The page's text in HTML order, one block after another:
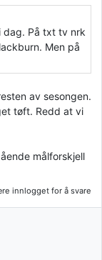
dag. På txt tv nrk
Men på
av sesongen.
tøft. Redd at vi
målforskjell
innlogget for å svare